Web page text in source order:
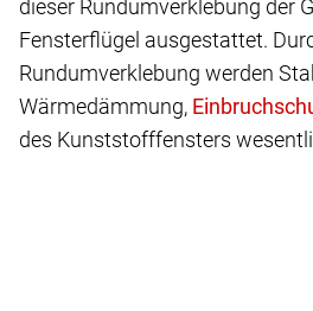
dieser Rundumverklebung der
Fensterflügel ausgestattet.
Rundumverklebung werden
Wärmedämmung,
des Kunststofffensters